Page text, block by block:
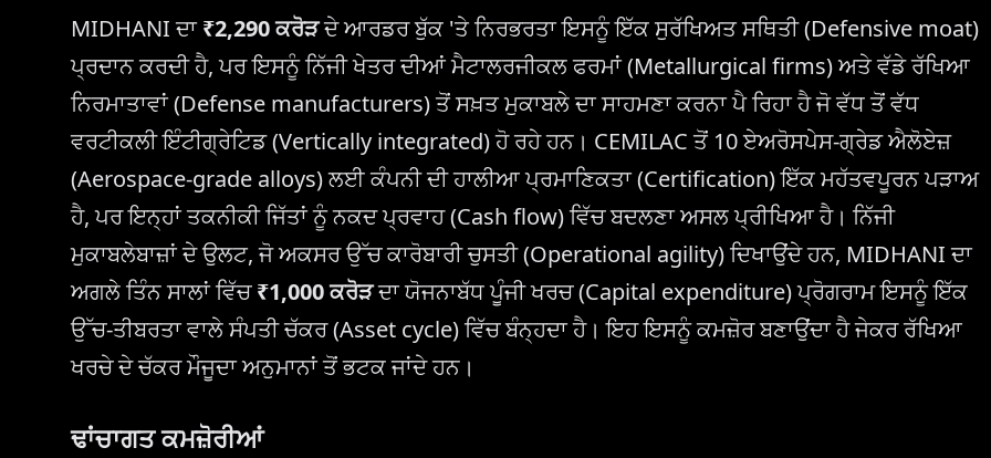
MIDHANI ਦਾ₹2,290 ਕਰੋੜਦੇ ਆਰਡਰ ਬੁੱਕ 'ਤੇ ਨਿਰਭਰਤਾ ਇਸਨੂੰ ਇੱਕ ਸੁਰੱਖਿਅਤ ਸਥਿਤੀ (Defensive moat)
ਪ੍ਰਦਾਨ ਕਰਦੀ ਹੈ, ਪਰ ਇਸਨੂੰ ਨਿੱਜੀ ਖੇਤਰ ਦੀਆਂ ਮੈਟਾਲਰਜੀਕਲ ਫਰਮਾਂ (Metallurgical firms) ਅਤੇ ਵੱਡੇ ਰੱਖਿਆ
ਨਿਰਮਾਤਾਵਾਂ (Defense manufacturers) ਤੋਂ ਸਖ਼ਤ ਮੁਕਾਬਲੇ ਦਾ ਸਾਹਮਣਾ ਕਰਨਾ ਪੈ ਰਿਹਾ ਹੈ ਜੋ ਵੱਧ ਤੋਂ ਵੱਧ
ਵਰਟੀਕਲੀ ਇੰਟੀਗ੍ਰੇਟਿਡ (Vertically integrated) ਹੋ ਰਹੇ ਹਨ। CEMILAC ਤੋਂ 10 ਏਅਰੋਸਪੇਸ-ਗ੍ਰੇਡ ਐਲੋਏਜ਼
(Aerospace-grade alloys) ਲਈ ਕੰਪਨੀ ਦੀ ਹਾਲੀਆ ਪ੍ਰਮਾਣਿਕਤਾ (Certification) ਇੱਕ ਮਹੱਤਵਪੂਰਨ ਪੜਾਅ
ਹੈ, ਪਰ ਇਨ੍ਹਾਂ ਤਕਨੀਕੀ ਜਿੱਤਾਂ ਨੂੰ ਨਕਦ ਪ੍ਰਵਾਹ (Cash flow) ਵਿੱਚ ਬਦਲਣਾ ਅਸਲ ਪ੍ਰੀਖਿਆ ਹੈ। ਨਿੱਜੀ
ਮੁਕਾਬਲੇਬਾਜ਼ਾਂ ਦੇ ਉਲਟ, ਜੋ ਅਕਸਰ ਉੱਚ ਕਾਰੋਬਾਰੀ ਚੁਸਤੀ (Operational agility) ਦਿਖਾਉਂਦੇ ਹਨ, MIDHANI ਦਾ
ਅਗਲੇ ਤਿੰਨ ਸਾਲਾਂ ਵਿੱਚ₹1,000 ਕਰੋੜਦਾ ਯੋਜਨਾਬੱਧ ਪੂੰਜੀ ਖਰਚ (Capital expenditure) ਪ੍ਰੋਗਰਾਮ ਇਸਨੂੰ ਇੱਕ
ਉੱਚ-ਤੀਬਰਤਾ ਵਾਲੇ ਸੰਪਤੀ ਚੱਕਰ (Asset cycle) ਵਿੱਚ ਬੰਨ੍ਹਦਾ ਹੈ। ਇਹ ਇਸਨੂੰ ਕਮਜ਼ੋਰ ਬਣਾਉਂਦਾ ਹੈ ਜੇਕਰ ਰੱਖਿਆ
ਖਰਚੇ ਦੇ ਚੱਕਰ ਮੌਜੂਦਾ ਅਨੁਮਾਨਾਂ ਤੋਂ ਭਟਕ ਜਾਂਦੇ ਹਨ।
ਢਾਂਚਾਗਤ ਕਮਜ਼ੋਰੀਆਂ